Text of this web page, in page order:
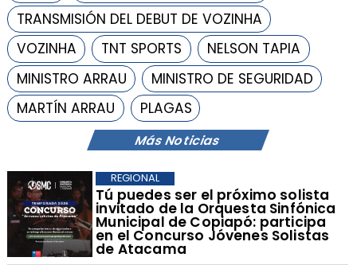
Más Noticias
Tú puedes ser el próximo solista
invitado de la Orquesta Sinfónica
Municipal de Copiapó: participa
en el Concurso Jóvenes Solistas
de Atacama
REGIONAL
TRANSMISIÓN DEL DEBUT DE VOZINHA
VOZINHA
TNT SPORTS
NELSON TAPIA
MINISTRO ARRAU
MINISTRO DE SEGURIDAD
MARTÍN ARRAU
PLAGAS